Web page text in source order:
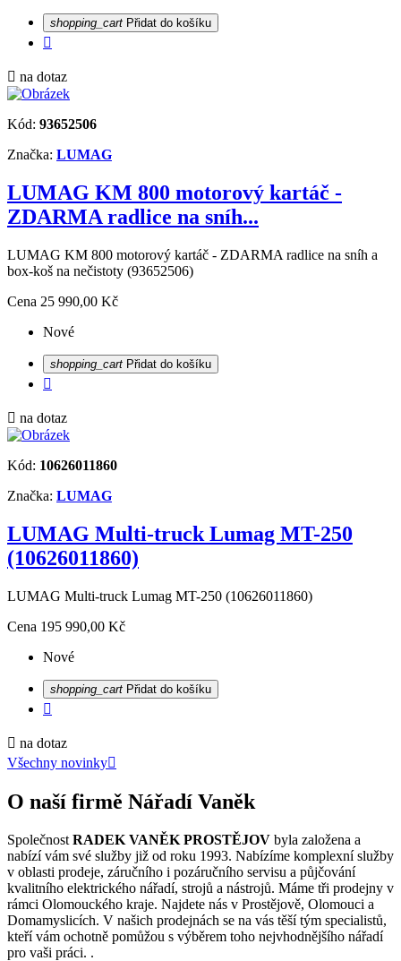
shopping_cart Přidat do košíku

 na dotaz
Kód: 93652506
Značka: LUMAG
LUMAG KM 800 motorový kartáč -
ZDARMA radlice na sníh...
LUMAG KM 800 motorový kartáč - ZDARMA radlice na sníh a
box-koš na nečistoty (93652506)
Cena 25 990,00 Kč
Nové
shopping_cart Přidat do košíku

 na dotaz
Kód: 10626011860
Značka: LUMAG
LUMAG Multi-truck Lumag MT-250
(10626011860)
LUMAG Multi-truck Lumag MT-250 (10626011860)
Cena 195 990,00 Kč
Nové
shopping_cart Přidat do košíku

 na dotaz
Všechny novinky
O naší firmě Nářadí Vaněk
Společnost RADEK VANĚK PROSTĚJOV byla založena a
nabízí vám své služby již od roku 1993. Nabízíme komplexní služby
v oblasti prodeje, záručního i pozáručního servisu a půjčování
kvalitního elektrického nářadí, strojů a nástrojů. Máme tři prodejny v
rámci Olomouckého kraje. Najdete nás v Prostějově, Olomouci a
Domamyslicích. V našich prodejnách se na vás těší tým specialistů,
kteří vám ochotně pomůžou s výběrem toho nejvhodnějšího nářadí
pro vaši práci. .